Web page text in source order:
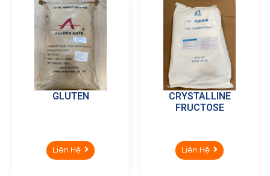
GLUTEN
Liên Hệ
CRYSTALLINE
FRUCTOSE
Liên Hệ